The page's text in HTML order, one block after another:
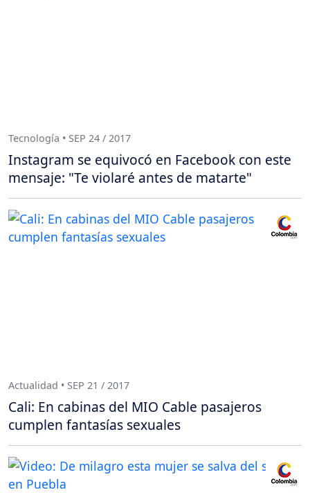
Tecnología • SEP 24 / 2017
Instagram se equivocó en Facebook con este
mensaje: "Te violaré antes de matarte"
Actualidad • SEP 21 / 2017
Cali: En cabinas del MIO Cable pasajeros
cumplen fantasías sexuales